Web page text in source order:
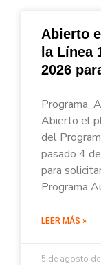
Abierto
la Línea
2026
Abierto el
del
pasado 4
para
Programa
LEER MÁS »
5 de agosto